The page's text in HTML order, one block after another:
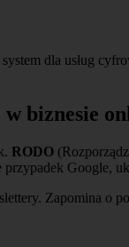
dla usług
biznesie
RODO
Google,
Zapomina